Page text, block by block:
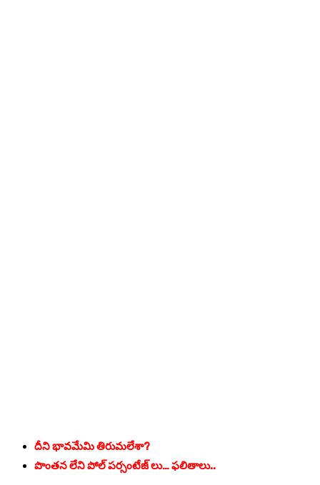
దీని భావమేమి తిరుమలేశా?
పొంతన లేని పోల్ పర్సంటేజ్ లు… ఫలితాలు..